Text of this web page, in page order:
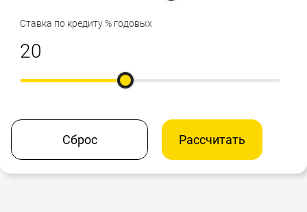
Ставка по кредиту % годовых
Сброс Рассчитать